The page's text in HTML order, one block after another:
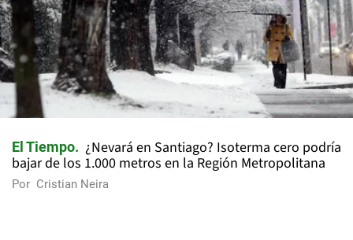
El Tiempo
¿Nevará en Santiago? Isoterma cero podría
bajar de los 1.000 metros en la Región Metropolitana
Por Cristian Neira